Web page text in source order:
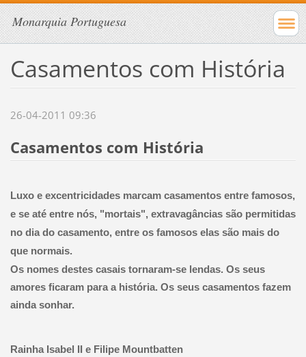
Monarquia Portuguesa
Casamentos com História
26-04-2011 09:36
Casamentos com História
Luxo e excentricidades marcam casamentos entre famosos,
e se até entre nós, "mortais", extravagâncias são permitidas
no dia do casamento, entre os famosos elas são mais do
que normais.
Os nomes destes casais tornaram-se lendas. Os seus
amores ficaram para a história. Os seus casamentos fazem
ainda sonhar.
Rainha Isabel II e Filipe Mountbatten